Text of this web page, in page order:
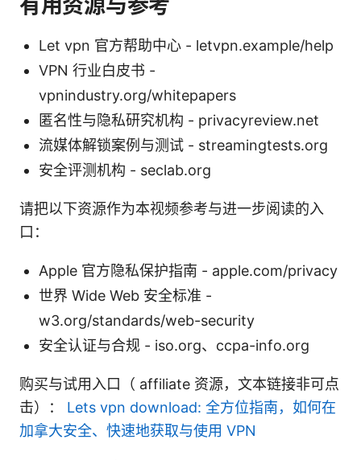
有用资源与参考
Let vpn 官方帮助中心 - letvpn.example/help
VPN 行业白皮书 -
vpnindustry.org/whitepapers
匿名性与隐私研究机构 - privacyreview.net
流媒体解锁案例与测试 - streamingtests.org
安全评测机构 - seclab.org
请把以下资源作为本视频参考与进一步阅读的入
口：
Apple 官方隐私保护指南 - apple.com/privacy
世界 Wide Web 安全标准 -
w3.org/standards/web-security
安全认证与合规 - iso.org、ccpa-info.org
购买与试用入口（ affiliate 资源，文本链接非可点
击）： Lets vpn download: 全方位指南，如何在
加拿大安全、快速地获取与使用 VPN